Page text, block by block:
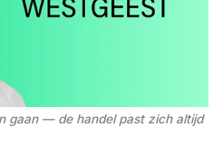
gaan — de handel past zich altijd